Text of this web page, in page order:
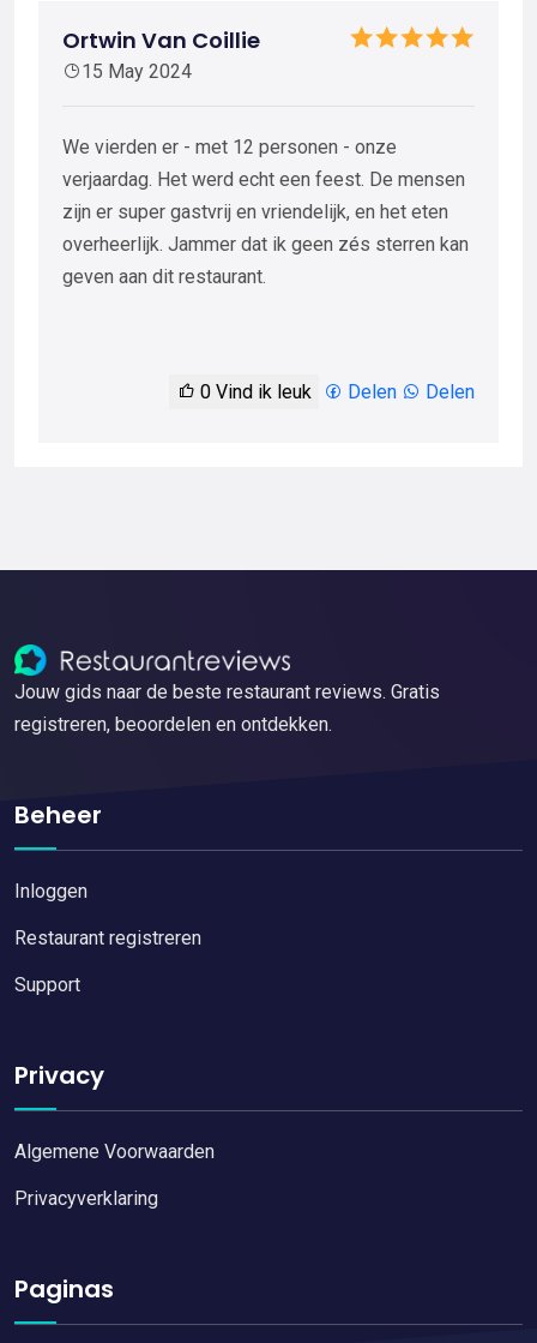
Ortwin Van Coillie
15 May 2024
We vierden er - met 12 personen - onze
verjaardag. Het werd echt een feest. De mensen
zijn er super gastvrij en vriendelijk, en het eten
overheerlijk. Jammer dat ik geen zés sterren kan
geven aan dit restaurant.
0 Vind ik leuk Delen Delen
Jouw gids naar de beste restaurant reviews. Gratis
registreren, beoordelen en ontdekken.
Beheer
Inloggen
Restaurant registreren
Support
Privacy
Algemene Voorwaarden
Privacyverklaring
Paginas